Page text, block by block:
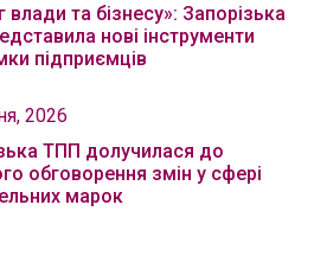
влади та бізнесу»: Запорізька
нові інструменти
підприємців
2026
ТПП долучилася до
обговорення змін у сфері
марок